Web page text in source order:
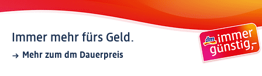
Immer mehr fürs Geld.
Mehr zum dm Dauerpreis